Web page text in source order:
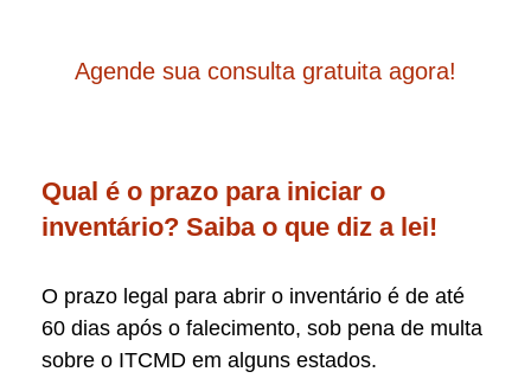
Agende sua consulta gratuita agora!
Qual é o prazo para iniciar o
inventário? Saiba o que diz a lei!
O prazo legal para abrir o inventário é de até
60 dias após o falecimento, sob pena de multa
sobre o ITCMD em alguns estados.